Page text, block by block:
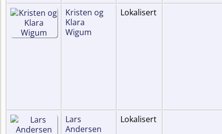
Kristen og
Klara
Wigum
Lokalisert
Lars
Andersen
Lokalisert